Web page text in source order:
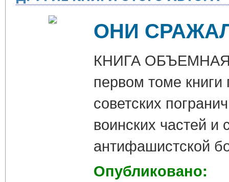
ОНИ
КНИГА
первом томе
советских
воинских частей
антифашистской
Опубликовано: